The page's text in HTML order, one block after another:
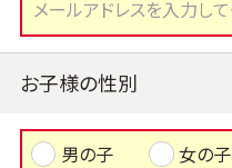
お子様の性別
男の子 女の子